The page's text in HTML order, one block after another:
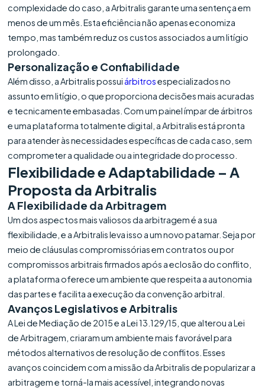
complexidade do caso, a Arbitralis garante uma sentença em
menos de um mês. Esta eficiência não apenas economiza
tempo, mas também reduz os custos associados a um litígio
prolongado.
Personalização e Confiabilidade
Além disso, a Arbitralis possui árbitrosespecializados no
assunto em litígio, o que proporciona decisões mais acuradas
e tecnicamente embasadas. Com um painel ímpar de árbitros
e uma plataforma totalmente digital, a Arbitralis está pronta
para atender às necessidades específicas de cada caso, sem
comprometer a qualidade ou a integridade do processo.
Flexibilidade e Adaptabilidade – A
Proposta da Arbitralis
A Flexibilidade da Arbitragem
Um dos aspectos mais valiosos da arbitragem é a sua
flexibilidade, e a Arbitralis leva isso a um novo patamar. Seja por
meio de cláusulas compromissórias em contratos ou por
compromissos arbitrais firmados após a eclosão do conflito,
a plataforma oferece um ambiente que respeita a autonomia
das partes e facilita a execução da convenção arbitral.
Avanços Legislativos e Arbitralis
A Lei de Mediação de 2015 e a Lei 13.129/15, que alterou a Lei
de Arbitragem, criaram um ambiente mais favorável para
métodos alternativos de resolução de conflitos. Esses
avanços coincidem com a missão da Arbitralis de popularizar a
arbitragem e torná-la mais acessível, integrando novas